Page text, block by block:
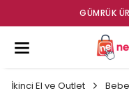
GÜMRÜK
İkinci El ve Outlet